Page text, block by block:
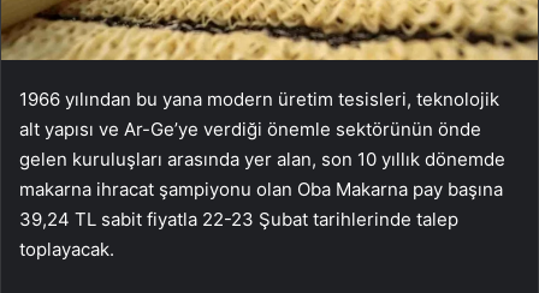
1966 yılından bu yana modern üretim tesisleri, teknolojik
alt yapısı ve Ar-Ge’ye verdiği önemle sektörünün önde
gelen kuruluşları arasında yer alan, son 10 yıllık dönemde
makarna ihracat şampiyonu olan Oba Makarna pay başına
39,24 TL sabit fiyatla 22-23 Şubat tarihlerinde talep
toplayacak.